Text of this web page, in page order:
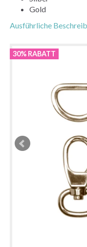
Gold
Ausführliche
30% RABATT